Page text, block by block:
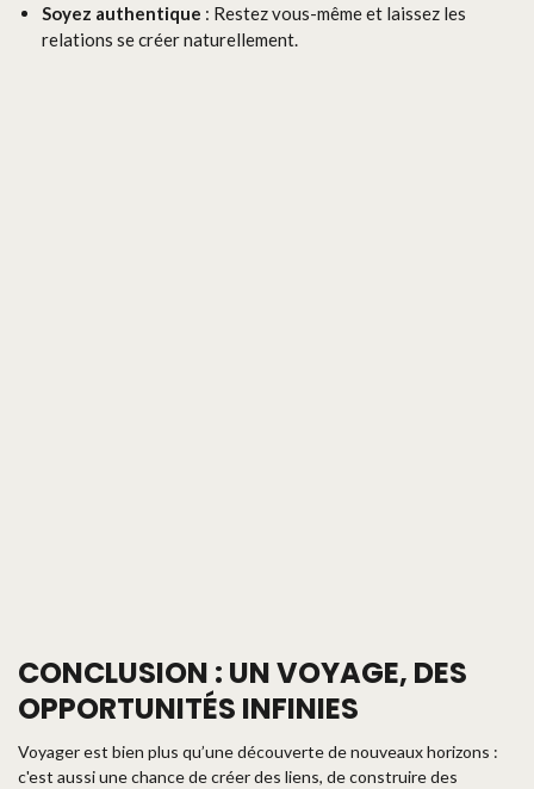
Soyez authentique : Restez vous-même et laissez les
relations se créer naturellement.
CONCLUSION : UN VOYAGE, DES
OPPORTUNITÉS INFINIES
Voyager est bien plus qu’une découverte de nouveaux horizons :
c'est aussi une chance de créer des liens, de construire des